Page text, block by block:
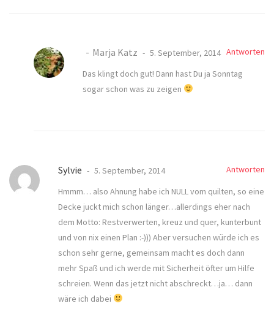
Marja Katz 5. September, 2014 Antworten
Das klingt doch gut! Dann hast Du ja Sonntag
sogar schon was zu zeigen
Sylvie 5. September, 2014
Antworten
Hmmm… also Ahnung habe ich NULL vom quilten, so eine
Decke juckt mich schon länger…allerdings eher nach
dem Motto: Restverwerten, kreuz und quer, kunterbunt
und von nix einen Plan :-))) Aber versuchen würde ich es
schon sehr gerne, gemeinsam macht es doch dann
mehr Spaß und ich werde mit Sicherheit öfter um Hilfe
schreien. Wenn das jetzt nicht abschreckt…ja… dann
wäre ich dabei